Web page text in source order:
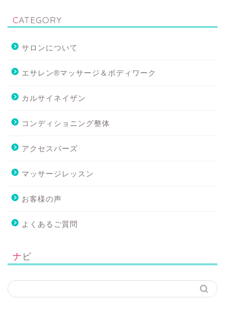
CATEGORY
サロンについて
エサレン®マッサージ＆ボディワーク
カルサイネイザン
コンディショニング整体
アクセスバーズ
マッサージレッスン
お客様の声
よくあるご質問
ナビ